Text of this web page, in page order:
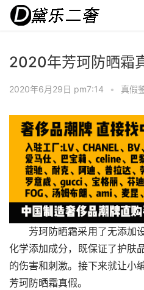
2020年芳珂防晒霜
2020年6月29日 pm7:14 • 真假
芳珂防晒霜采用了无添加
化学添加成分，既保证了护肤
的伤害和刺激。接下来就让小
芳珂防晒霜真假。